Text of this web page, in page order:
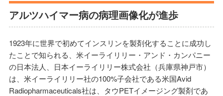
アルツハイマー病の病理画像化が進歩
1923年に世界で初めてインスリンを製剤化することに成功し
たことで知られる、米イーライリリー・アンド・カンパニー
の日本法人、日本イーライリリー株式会社（兵庫県神戸市）
は、米イーライリリー社の100%子会社である米国Avid
Radiopharmaceuticals社は、タウPETイメージング製剤であ